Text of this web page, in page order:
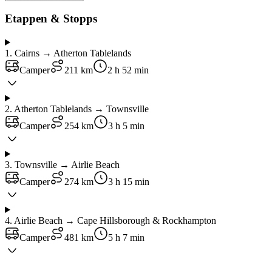
Etappen & Stopps
1 . Cairns → Atherton Tablelands
Camper
211 km 2 h 52 min
2. Atherton Tablelands → Townsville
Camper
254 km 3 h 5 min
3. Townsville → Airlie Beach
Camper
274 km 3 h 15 min
4. Airlie Beach → Cape Hillsborough & Rockhampton
Camper
481 km 5 h 7 min